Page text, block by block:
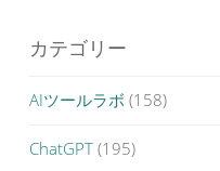
カテゴリー
AIツールラボ (158)
ChatGPT (195)